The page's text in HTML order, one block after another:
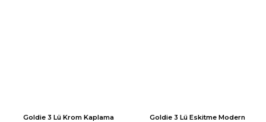
Goldie 3 Lü Krom Kaplama
Goldie 3 Lü Eskitme Modern